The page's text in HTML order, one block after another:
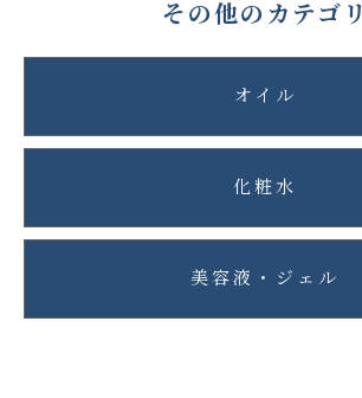
その他のカテゴリ
オイル
化粧水
美容液・ジェル